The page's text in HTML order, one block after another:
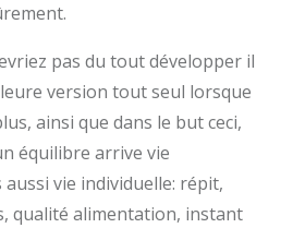
pas du tout développer il
version tout seul lorsque
ainsi que dans le but ceci,
équilibre arrive vie
vie individuelle: répit,
qualité alimentation, instant